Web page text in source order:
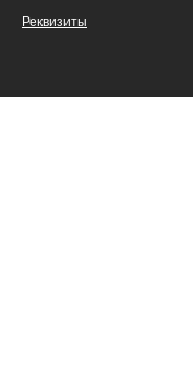
Реквизиты